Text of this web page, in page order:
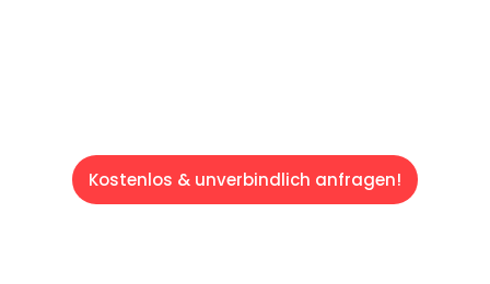
Kostenlos & unverbindlich anfragen!